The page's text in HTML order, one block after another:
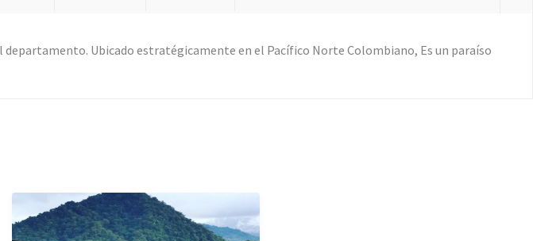
Ubicado estratégicamente en el Pacífico Norte Colombiano, Es un paraíso